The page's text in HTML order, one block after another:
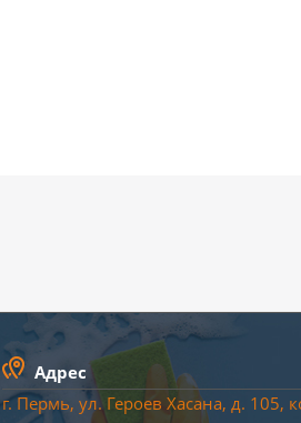
Адрес
г. Пермь, ул. Героев Хасана, д. 105,